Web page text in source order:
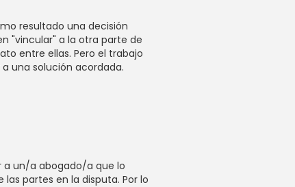
resultado una decisión
"vincular" a la otra parte de
entre ellas. Pero el trabajo
una solución acordada.
a un/a abogado/a que lo
partes en la disputa. Por lo